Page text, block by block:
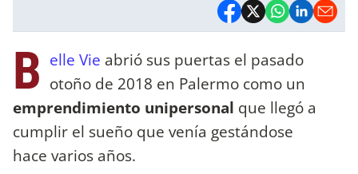
B elle Vie abrió sus puertas el pasado
otoño de 2018 en Palermo como un
emprendimiento unipersonal que llegó a
cumplir el sueño que venía gestándose
hace varios años.